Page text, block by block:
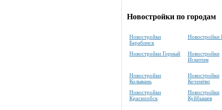
Новостройки по городам
Новостройки
Барабинск
Новостройки
Новостройки Горный
Новостройки
Искитим
Новостройки
Колывань
Новостройки
Коченёво
Новостройки
Краснообск
Новостройки
Куйбышев